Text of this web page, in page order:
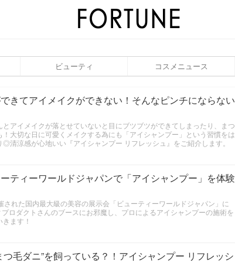
ビューティ コスメニュース
きてアイメイクができない！そんなピンチにならない
アイメイクが落とせていないと目にブツブツができてしまったり、まつ
大切な日に可愛くメイクする為にも「アイシャンプー」という習慣をは
清涼感が心地いい『アイシャンプー リフレッシュ』をご紹介します。
ティーワールドジャパンで「アイシャンプー」を体験
れた国内最大級の美容の展示会「ビューティーワールドジャパン」に
ロダクトさんのブースにお邪魔し、プロによるアイシャンプーの施術を
ます！
毛ダニ”を飼っている？！アイシャンプー リフレッシ